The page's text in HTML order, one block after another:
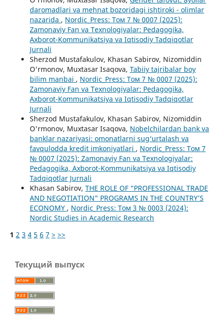
daromadlari va mehnat bozoridagi ishtiroki - olimlar
nazarida , Nordic_Press: Том 7 № 0007 (2025):
Zamonaviy Fan va Texnologiyalar: Pedagogika,
Axborot-Kommunikatsiya va Iqtisodiy Tadqiqotlar
Jurnali
Sherzod Mustafakulov, Khasan Sabirov, Nizomiddin
O'rmonov, Muxtasar Isaqova, Tabiiy tajribalar boy
bilim manbai , Nordic_Press: Том 7 № 0007 (2025):
Zamonaviy Fan va Texnologiyalar: Pedagogika,
Axborot-Kommunikatsiya va Iqtisodiy Tadqiqotlar
Jurnali
Sherzod Mustafakulov, Khasan Sabirov, Nizomiddin
O'rmonov, Muxtasar Isaqova, Nobelchilardan bank va
banklar nazariyasi: omonatlarni sug‘urtalash va
favqulodda kredit imkoniyatlari , Nordic_Press: Том 7
№ 0007 (2025): Zamonaviy Fan va Texnologiyalar:
Pedagogika, Axborot-Kommunikatsiya va Iqtisodiy
Tadqiqotlar Jurnali
Khasan Sabirov, THE ROLE OF “PROFESSIONAL TRADE
AND NEGOTIATION” PROGRAMS IN THE COUNTRY’S
ECONOMY , Nordic_Press: Том 3 № 0003 (2024):
Nordic Studies in Academic Research
1 2 3 4 5 6 7 > >>
Текущий выпуск